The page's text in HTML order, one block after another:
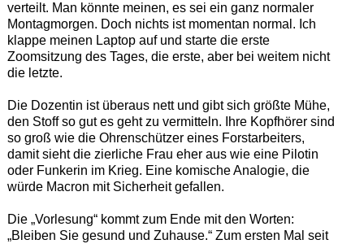
verteilt. Man könnte meinen, es sei ein ganz normaler
Montagmorgen. Doch nichts ist momentan normal. Ich
klappe meinen Laptop auf und starte die erste
Zoomsitzung des Tages, die erste, aber bei weitem nicht
die letzte.
Die Dozentin ist überaus nett und gibt sich größte Mühe,
den Stoff so gut es geht zu vermitteln. Ihre Kopfhörer sind
so groß wie die Ohrenschützer eines Forstarbeiters,
damit sieht die zierliche Frau eher aus wie eine Pilotin
oder Funkerin im Krieg. Eine komische Analogie, die
würde Macron mit Sicherheit gefallen.
Die „Vorlesung“ kommt zum Ende mit den Worten:
„Bleiben Sie gesund und Zuhause.“ Zum ersten Mal seit